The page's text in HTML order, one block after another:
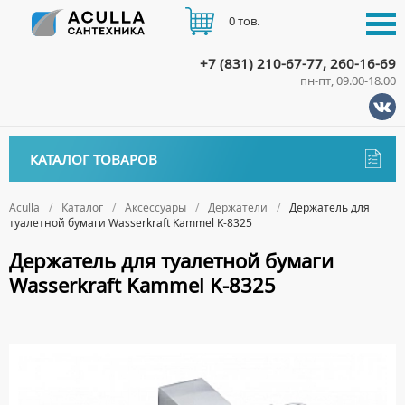
Aculla Каталог Аксессуары Держатели
Держатель для
туалетной бумаги Wasserkraft Kammel K-8325
Держатель для туалетной бумаги
Wasserkraft Kammel K-8325
КАТАЛОГ ТОВАРОВ
ДИСПЕНСЕРЫ
ДОЗАТОРЫ ДЛЯ МЫЛА
ЕРШИКИ
ПОЛОТЕНЦЕДЕРЖАТЕЛИ
+7 (831) 210-67-77, 260-16-69
пн-пт, 09.00-18.00
0 тов.
ДОСТАВКА
ОПЛАТА
КОНТАКТЫ